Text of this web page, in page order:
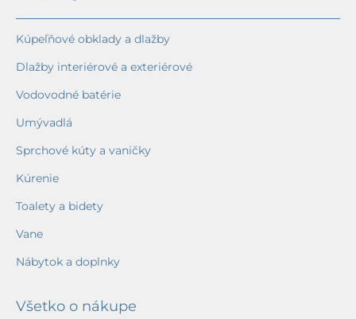
Kúpeľňové obklady a dlažby
Dlažby interiérové a exteriérové
Vodovodné batérie
Umývadlá
Sprchové kúty a vaničky
Kúrenie
Toalety a bidety
Vane
Nábytok a doplnky
Všetko o nákupe